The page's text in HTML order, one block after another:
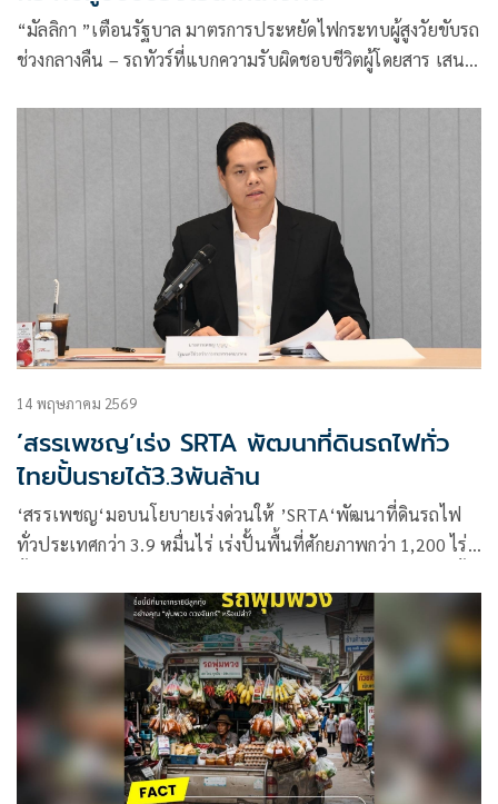
“มัลลิกา ”เตือนรัฐบาล มาตรการประหยัดไฟกระทบผู้สูงวัยขับรถ
ช่วงกลางคืน – รถทัวร์ที่แบกความรับผิดชอบชีวิตผู้โดยสาร เสนอ
อันตรายหากปิดไฟหลายจุด พร้อมชู “นโยบายส่องสว่างปลอดภัย
14 พฤษภาคม 2569
’สรรเพชญ’เร่ง SRTA พัฒนาที่ดินรถไฟทั่ว
ไทยปั้นรายได้3.3พันล้าน
‘สรรเพชญ‘มอบนโยบายเร่งด่วนให้ ’SRTA‘พัฒนาที่ดินรถไฟ
ทั่วประเทศกว่า 3.9 หมื่นไร่ เร่งปั้นพื้นที่ศักยภาพกว่า 1,200 ไร่
บางซื่อ -มักกะสัน -RCA และหัวหิน ดันโมเดล ‘TOD’ เชื่อมระบบ
รางกับเศรษฐกิจเมือง ปักธงผลตอบแทนทรัพย์สินจากเป็น 4%
ภายในรัฐบาลชุดนี้